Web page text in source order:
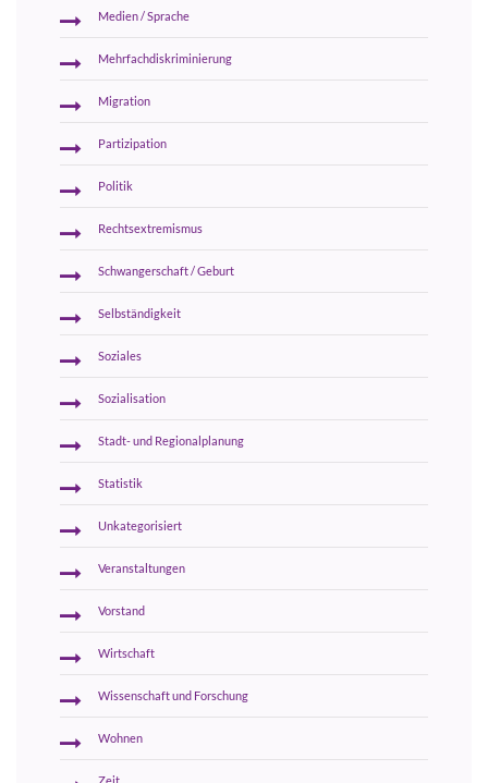
Medien / Sprache
Mehrfachdiskriminierung
Migration
Partizipation
Politik
Rechtsextremismus
Schwangerschaft / Geburt
Selbständigkeit
Soziales
Sozialisation
Stadt- und Regionalplanung
Statistik
Unkategorisiert
Veranstaltungen
Vorstand
Wirtschaft
Wissenschaft und Forschung
Wohnen